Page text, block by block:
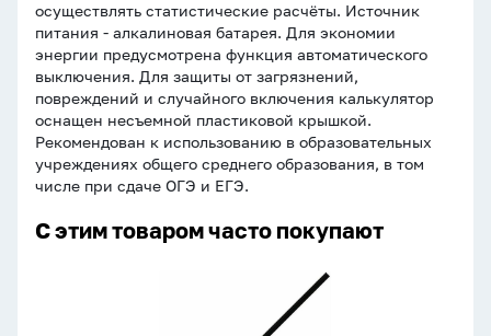
осуществлять статистические расчёты. Источник
питания - алкалиновая батарея. Для экономии
энергии предусмотрена функция автоматического
выключения. Для защиты от загрязнений,
повреждений и случайного включения калькулятор
оснащен несъемной пластиковой крышкой.
Рекомендован к использованию в образовательных
учреждениях общего среднего образования, в том
числе при сдаче ОГЭ и ЕГЭ.
С этим товаром часто покупают